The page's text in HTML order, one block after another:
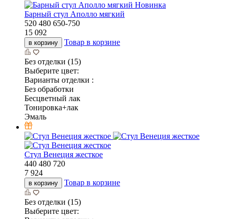
Новинка
Барный стул Аполло мягкий
520 480 650-750
15 092
в корзину Товар в корзине
Без отделки (15)
Выберите цвет:
Варианты отделки :
Без обработки
Бесцветный лак
Тонировка+лак
Эмаль
Стул Венеция жесткое
440 480 720
7 924
в корзину Товар в корзине
Без отделки (15)
Выберите цвет: